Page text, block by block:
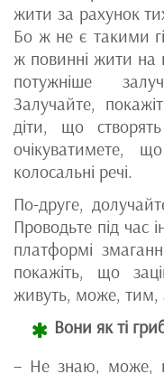
жити за рахунок
Бо ж не є такими
ж повинні жити на
потужніше
Залучайте,
діти, що
очікуватимете,
колосальні речі.
По-друге,
Проводьте під час
платформі
покажіть, що
живуть, може, тим,
Вони як ті
– Не знаю, може,